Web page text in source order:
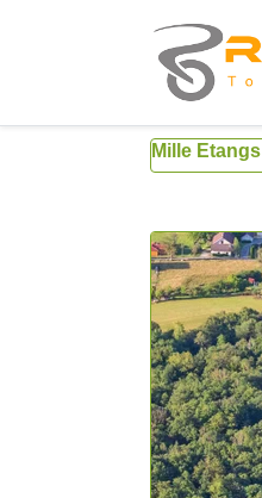
Mille Etangs